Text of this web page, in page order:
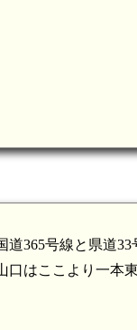
365号線と県道
はここより一本